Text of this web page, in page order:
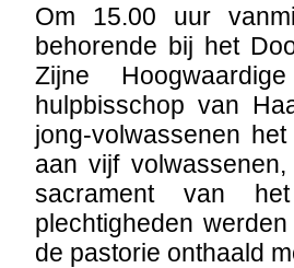
Om 15.00 uur
behorende bij het
Zijne
hulpbisschop van
jong-volwassenen
aan vijf
sacrament van
plechtigheden
de pastorie onthaald